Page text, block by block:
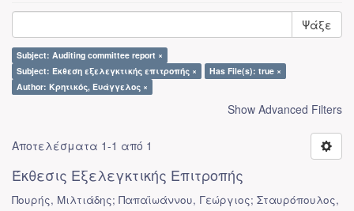
Ψάξε
Subject: Auditing committee report ×
Subject: Έκθεση εξελεγκτικής επιτροπής ×
Has File(s): true ×
Author: Κρητικός, Ευάγγελος ×
Show Advanced Filters
Αποτελέσματα 1-1 από 1
Έκθεσις Εξελεγκτικής Επιτροπής
Πουρής, Μιλτιάδης; Παπαϊωάννου, Γεώργιος; Σταυρόπουλος,